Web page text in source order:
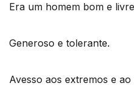
Era um homem bom e
Generoso e tolerante.
Avesso aos extremos e ao